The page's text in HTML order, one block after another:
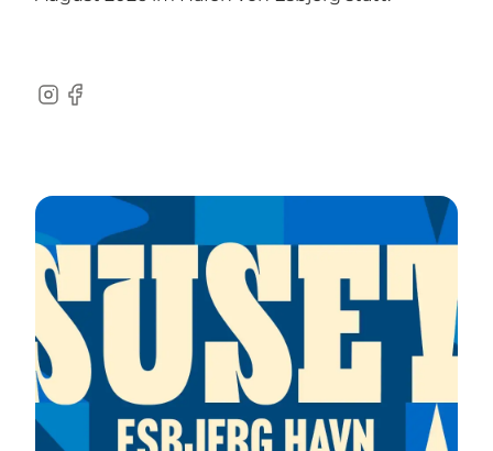
Instagram
Facebook